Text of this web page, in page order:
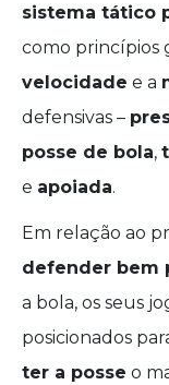
sistema tático
como princípios
velocidade e a
defensivas –
posse de bola,
e apoiada.
Em relação ao
defender bem
a bola, os seus
posicionados
ter a posse o